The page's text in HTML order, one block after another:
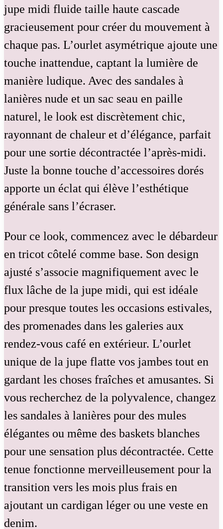
jupe midi fluide taille haute cascade
gracieusement pour créer du mouvement à
chaque pas. L’ourlet asymétrique ajoute une
touche inattendue, captant la lumière de
manière ludique. Avec des sandales à
lanières nude et un sac seau en paille
naturel, le look est discrètement chic,
rayonnant de chaleur et d’élégance, parfait
pour une sortie décontractée l’après-midi.
Juste la bonne touche d’accessoires dorés
apporte un éclat qui élève l’esthétique
générale sans l’écraser.
Pour ce look, commencez avec le débardeur
en tricot côtelé comme base. Son design
ajusté s’associe magnifiquement avec le
flux lâche de la jupe midi, qui est idéale
pour presque toutes les occasions estivales,
des promenades dans les galeries aux
rendez-vous café en extérieur. L’ourlet
unique de la jupe flatte vos jambes tout en
gardant les choses fraîches et amusantes. Si
vous recherchez de la polyvalence, changez
les sandales à lanières pour des mules
élégantes ou même des baskets blanches
pour une sensation plus décontractée. Cette
tenue fonctionne merveilleusement pour la
transition vers les mois plus frais en
ajoutant un cardigan léger ou une veste en
denim.